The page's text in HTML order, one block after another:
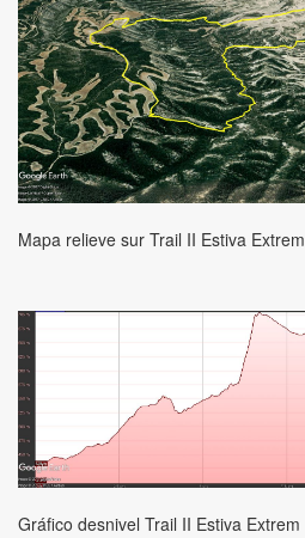
Mapa relieve sur Trail II Estiva Extrem
Gráfico desnivel Trail II Estiva Extrem